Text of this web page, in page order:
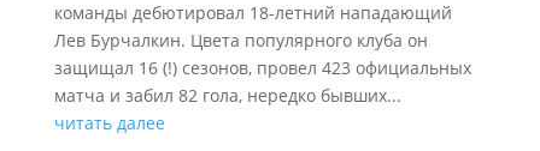
команды дебютировал 18-летний нападающий
Лев Бурчалкин. Цвета популярного клуба он
защищал 16 (!) сезонов, провел 423 официальных
матча и забил 82 гола, нередко бывших...
читать далее